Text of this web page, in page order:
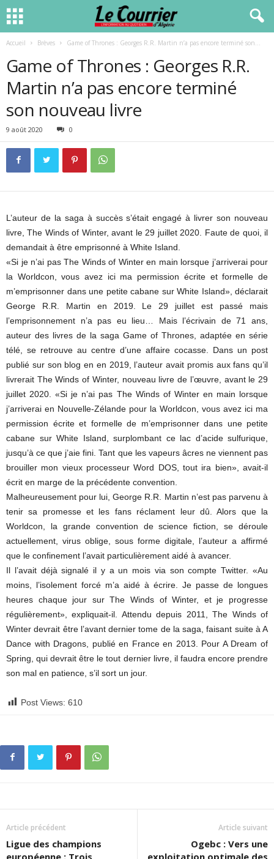
Accueil Brèves Game of Thrones : Georges R.R. Martin n’a pas encore terminé son...
Game of Thrones : Georges R.R.
Martin n’a pas encore terminé
son nouveau livre
9 août 2020 0
L’auteur de la saga à succès s’était engagé à livrer son nouveau
livre, The Winds of Winter, avant le 29 juillet 2020. Faute de quoi, il
demandait à être emprisonné à White Island.
«Si je n’ai pas The Winds of Winter en main lorsque j’arriverai pour
la Worldcon, vous avez ici ma permission écrite et formelle de
m’emprisonner dans une petite cabane sur White Island», déclarait
George R.R. Martin en 2019. Le 29 juillet est passé mais
l’emprisonnement n’a pas eu lieu… Mais l’écrivain de 71 ans,
auteur des livres de la saga Game of Thrones, adaptée en série
télé, se retrouve au centre d’une affaire cocasse. Dans un post
publié sur son blog en en 2019, l’auteur avait promis aux fans qu’il
livrerait The Winds of Winter, nouveau livre de l’œuvre, avant le 29
juillet 2020. «Si je n’ai pas The Winds of Winter en main lorsque
j’arriverai en Nouvelle-Zélande pour la Worldcon, vous avez ici ma
permission écrite et formelle de m’emprisonner dans une petite
cabane sur White Island, surplombant ce lac d’acide sulfurique,
jusqu’à ce que j’aie fini. Tant que les vapeurs âcres ne viennent pas
brouiller mon vieux processeur Word DOS, tout ira bien», avait-il
écrit en marge de la précédente convention.
Malheureusement pour lui, George R.R. Martin n’est pas parvenu à
tenir sa promesse et les fans réclament leur dû. Alors que la
Worldcon, la grande convention de science fiction, se déroule
actuellement, virus oblige, sous forme digitale, l’auteur a affirmé
que le confinement l’avait particulièrement aidé à avancer.
Il l’avait déjà signalé il y a un mois via son compte Twitter. «Au
moins, l’isolement forcé m’a aidé à écrire. Je passe de longues
heures chaque jour sur The Winds of Winter, et je progresse
régulièrement», expliquait-il. Attendu depuis 2011, The Winds of
Winter devrait être l’avant dernier tome de la saga, faisant suite à A
Dance with Dragons, publié en France en 2013. Pour A Dream of
Spring, qui devrait être le tout dernier livre, il faudra encore prendre
son mal en patience, s’il sort un jour.
Post Views: 610
Article précédent
Ligue des champions
européenne : Trois
Article suivant
Ogebc : Vers une
exploitation optimale des